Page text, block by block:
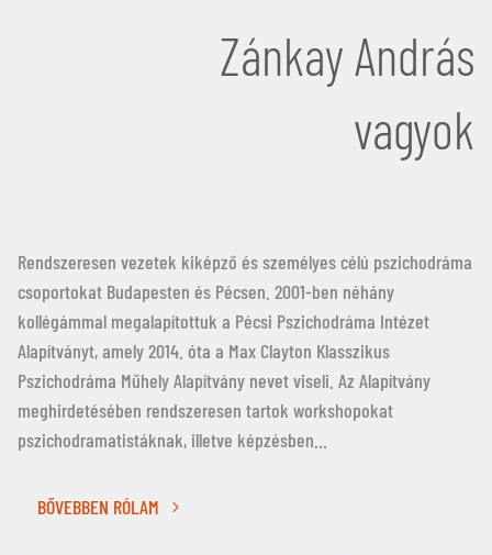
Zánkay András
vagyok
Rendszeresen vezetek kiképző és személyes célú pszichodráma
csoportokat Budapesten és Pécsen. 2001-ben néhány
kollégámmal megalapítottuk a Pécsi Pszichodráma Intézet
Alapítványt, amely 2014. óta a Max Clayton Klasszikus
Pszichodráma Műhely Alapítvány nevet viseli. Az Alapítvány
meghirdetésében rendszeresen tartok workshopokat
pszichodramatistáknak, illetve képzésben…
BŐVEBBEN RÓLAM